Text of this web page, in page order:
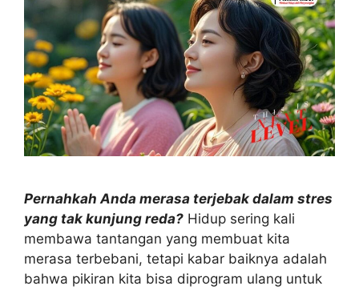
Pernahkah Anda merasa terjebak dalam stres
yang tak kunjung reda? Hidup sering kali
membawa tantangan yang membuat kita
merasa terbebani, tetapi kabar baiknya adalah
bahwa pikiran kita bisa diprogram ulang untuk